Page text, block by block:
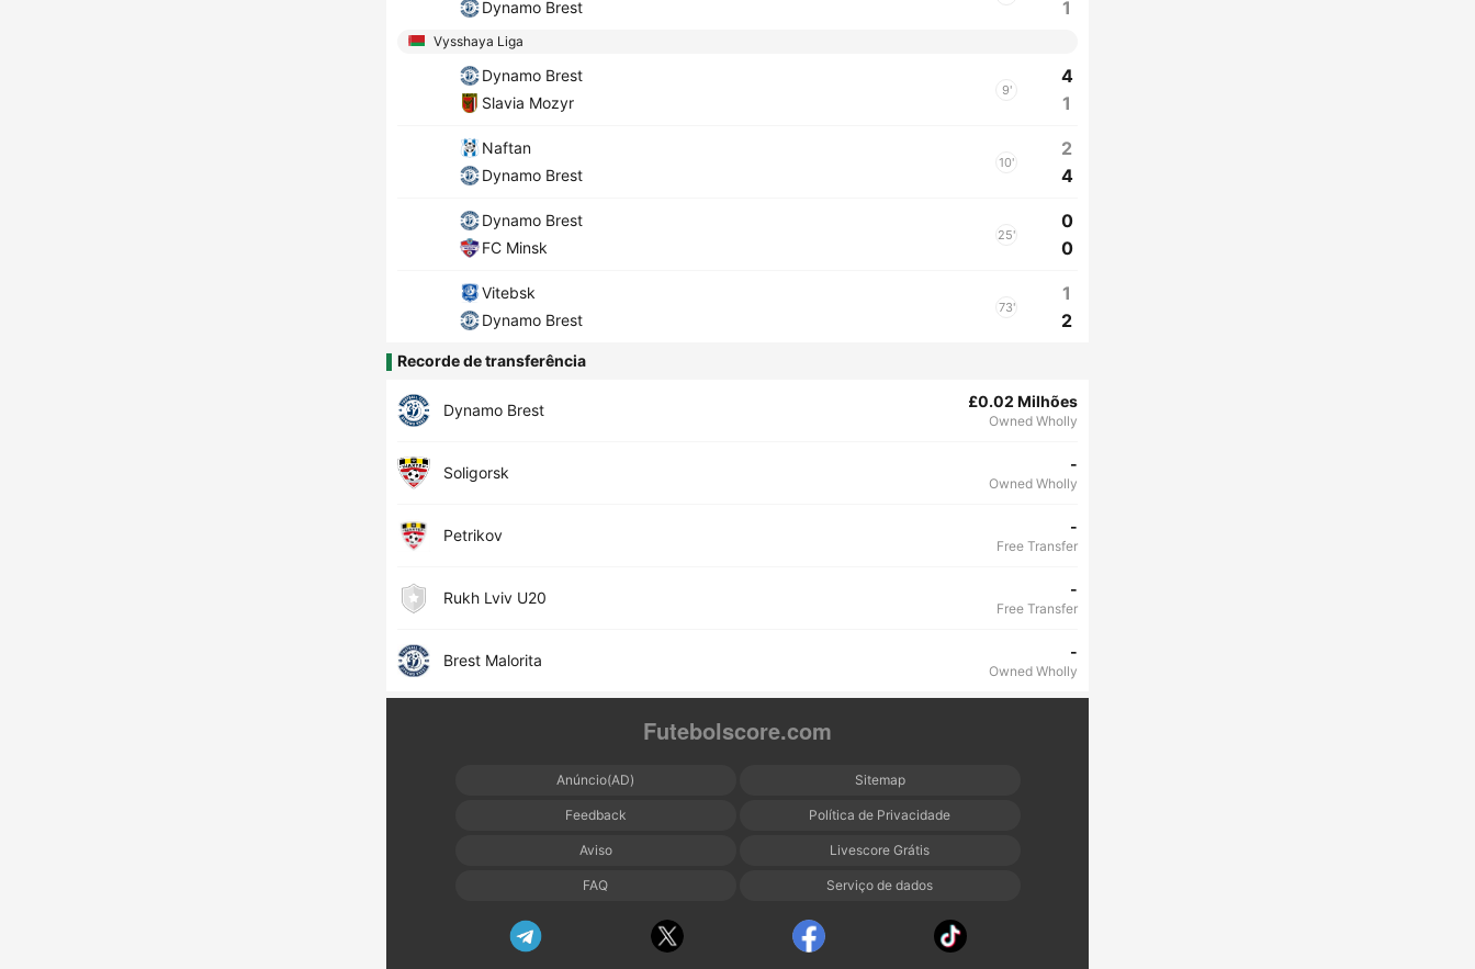
Dynamo Brest
1
Vysshaya Liga
Dynamo Brest
Slavia Mozyr
9'
4
1
Naftan
Dynamo Brest
10'
2
4
Dynamo Brest
FC Minsk
25'
0
0
Vitebsk
Dynamo Brest
73'
1
2
Recorde de transferência
Dynamo Brest £0.02 Milhões
Owned Wholly
Soligorsk -
Owned Wholly
Petrikov -
Free Transfer
Rukh Lviv U20 -
Free Transfer
Brest Malorita -
Owned Wholly
Futebolscore.com
Anúncio(AD) Sitemap
Feedback Política de Privacidade
Aviso Livescore Grátis
FAQ Serviço de dados